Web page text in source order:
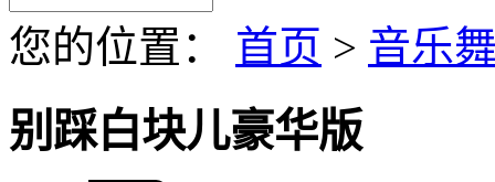
您的位置： 首页 > 音乐
别踩白块儿豪华版